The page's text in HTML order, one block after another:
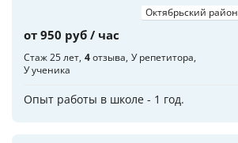
Октябрьский район
от 950 руб / час
Стаж 25 лет 4отзыва У репетитора
У ученика
Опыт работы в школе - 1 год.